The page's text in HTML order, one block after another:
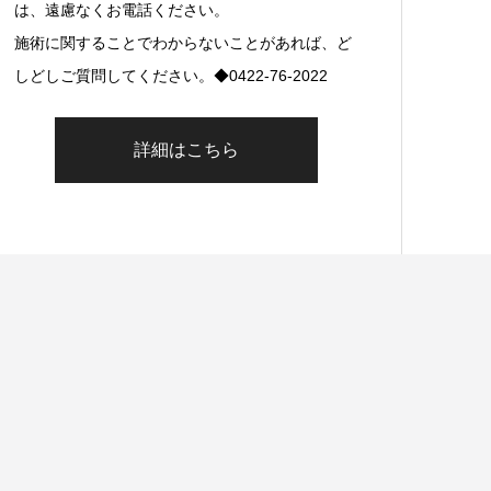
は、遠慮なくお電話ください。
施術に関することでわからないことがあれば、ど
しどしご質問してください。◆0422-76-2022
詳細はこちら